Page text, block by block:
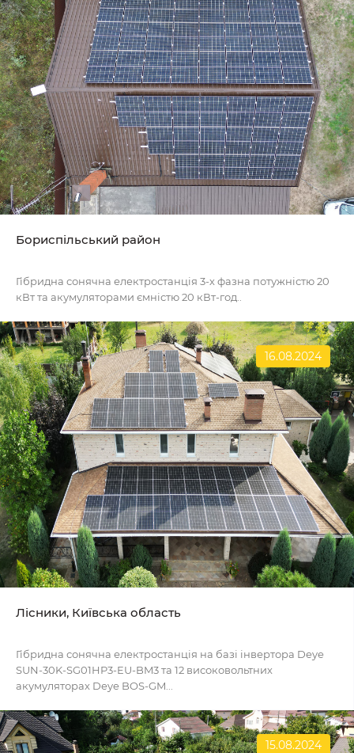
Бориспільський район
Гібридна сонячна електростанція 3-х фазна потужністю 20
кВт та акумуляторами ємністю 20 кВт-год..
16.08.2024
Лісники, Київська область
Гібридна сонячна електростанція на базі інвертора Deye
SUN-30K-SG01HP3-EU-BM3 та 12 високовольтних
акумуляторах Deye BOS-GM...
15.08.2024